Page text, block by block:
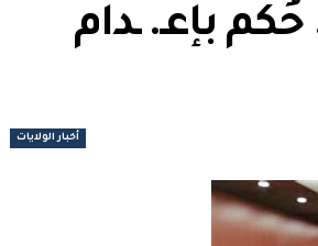
بإعـ. ـدام
أخبار الولايات